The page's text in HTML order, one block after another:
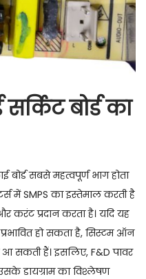
बोर्ड का
बोर्ड सबसे महत्वपूर्ण भाग होता
में SMPS का इस्तेमाल करती है
प्रदान करता है। यदि यह
हो सकता है, सिस्टम ऑन
सकती हैं। इसलिए, F&D पावर
डायग्राम का विश्लेषण